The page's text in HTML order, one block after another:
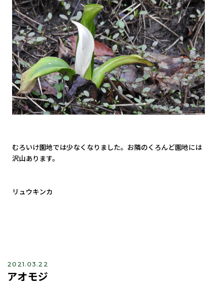
むろいけ園地では少なくなりました。お隣のくろんど園地には
沢山あります。
リュウキンカ
2021.03.22
アオモジ